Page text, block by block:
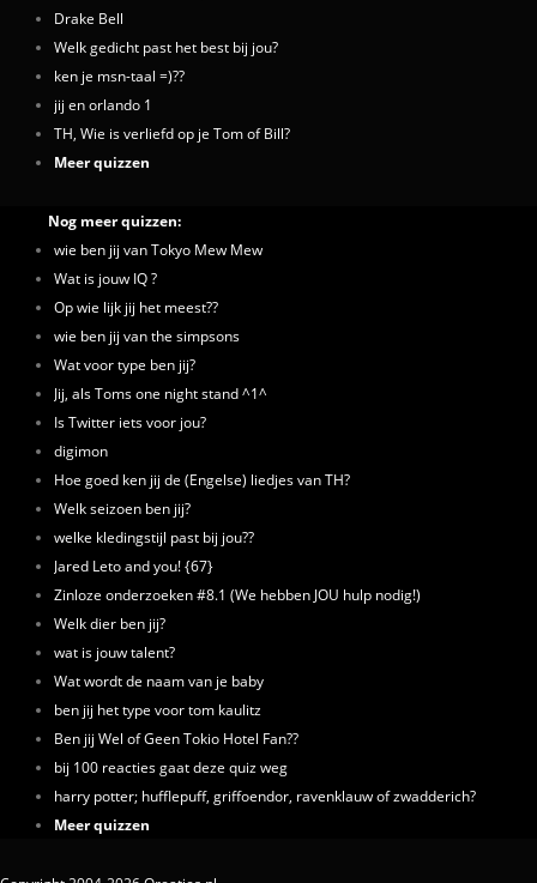
Drake Bell
Welk gedicht past het best bij jou?
ken je msn-taal =)??
jij en orlando 1
TH, Wie is verliefd op je Tom of Bill?
Meer quizzen
Nog meer quizzen:
wie ben jij van Tokyo Mew Mew
Wat is jouw IQ ?
Op wie lijk jij het meest??
wie ben jij van the simpsons
Wat voor type ben jij?
Jij, als Toms one night stand ^1^
Is Twitter iets voor jou?
digimon
Hoe goed ken jij de (Engelse) liedjes van TH?
Welk seizoen ben jij?
welke kledingstijl past bij jou??
Jared Leto and you! {67}
Zinloze onderzoeken #8.1 (We hebben JOU hulp nodig!)
Welk dier ben jij?
wat is jouw talent?
Wat wordt de naam van je baby
ben jij het type voor tom kaulitz
Ben jij Wel of Geen Tokio Hotel Fan??
bij 100 reacties gaat deze quiz weg
harry potter; hufflepuff, griffoendor, ravenklauw of zwadderich?
Meer quizzen